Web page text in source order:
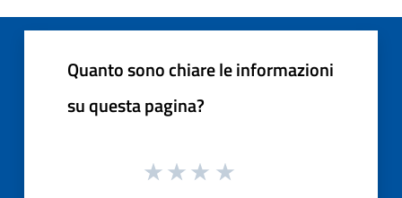
Quanto sono chiare le informazioni
su questa pagina?